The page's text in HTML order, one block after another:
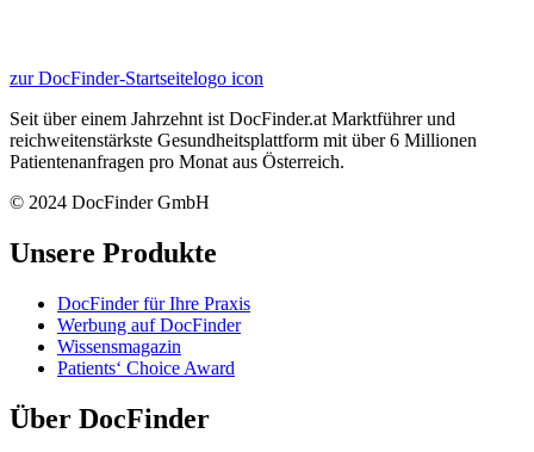
zur DocFinder-Startseitelogo icon
Seit über einem Jahrzehnt ist DocFinder.at Marktführer und
reichweitenstärkste Gesundheitsplattform mit über 6 Millionen
Patientenanfragen pro Monat aus Österreich.
© 2024 DocFinder GmbH
Unsere Produkte
DocFinder für Ihre Praxis
Werbung auf DocFinder
Wissensmagazin
Patients‘ Choice Award
Über DocFinder